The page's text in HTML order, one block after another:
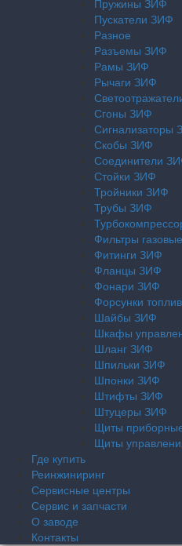
Пружины ЗИФ
Пускатели ЗИФ
Разное
Разъемы ЗИФ
Рамы ЗИФ
Рычаги ЗИФ
Сгоны ЗИФ
Сигнализаторы
Скобы ЗИФ
Соединители
Стойки ЗИФ
Тройники ЗИФ
Трубы ЗИФ
Фильтры
Фитинги ЗИФ
Фланцы ЗИФ
Фонари ЗИФ
Форсунки
Шайбы ЗИФ
Шкафы
Шланг ЗИФ
Шпильки ЗИФ
Шпонки ЗИФ
Штифты ЗИФ
Штуцеры ЗИФ
Щиты
Щиты
Где купить
Реинжиниринг
Сервисные центры
Сервис и запчасти
О заводе
Контакты